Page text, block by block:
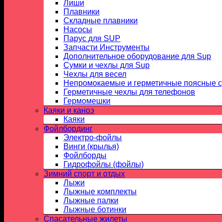
Лиши
Плавники
Складные плавники
Насосы
Парус для SUP
Запчасти Инструменты
Дополнительное оборудование для Sup
Сумки и чехлы для Sup
Чехлы для весел
Непромокаемые и герметичные поясные
Герметичные чехлы для телефонов
Гермомешки
Каяки и каноэ
Каяки
Фойлбординг
Электро-фойлы
Винги (крылья)
Фойлборды
Гидрофойлы (фойлы)
Зимний спорт и отдых
Лыжи
Лыжные комплекты
Лыжные палки
Лыжные ботинки
Спасательные жилеты